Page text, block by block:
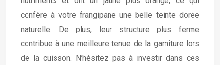
confère à votre frangipane une belle teinte dorée
naturelle. De plus, leur structure plus ferme
contribue à une meilleure tenue de la garniture lors
de la cuisson. N’hésitez pas à investir dans ces